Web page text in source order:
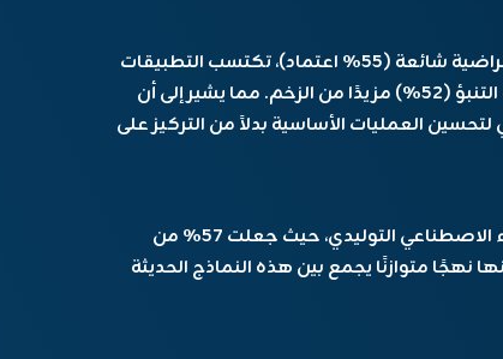
بينما تظل روبوتات الدردشة والمساعدات الافتراضية شائعة (55% اعتماد)، تكتسب التطبيقات
التقنية مثل تطوير البرمجيات (54%) وتحليلات التنبؤ (52%) مزيدًا من الزخم. مما يشير إلى أن
العمليات الأساسية بدلاً من التركيز على
يتركز اهتمام العديد من المنظمات على الذكاء الاصطناعي التوليدي، حيث جعلت 57% من
نهجًا متوازنًا يجمع بين هذه النماذج الحديثة